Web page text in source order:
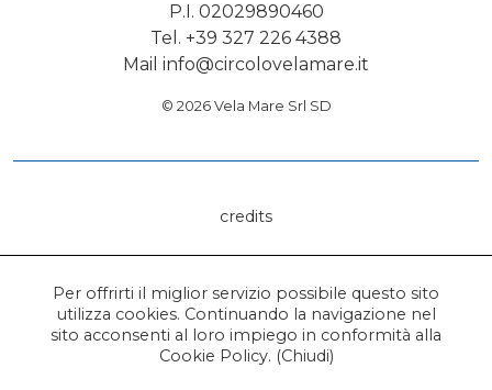
P.I. 02029890460
Tel. +39 327 226 4388
Mail info@circolovelamare.it
© 2026 Vela Mare Srl SD
credits
Per offrirti il miglior servizio possibile questo sito
utilizza cookies. Continuando la navigazione nel
sito acconsenti al loro impiego in conformità alla
Cookie Policy. (Chiudi)